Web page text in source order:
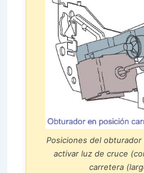
Posiciones del
activar luz de cruce
carretera